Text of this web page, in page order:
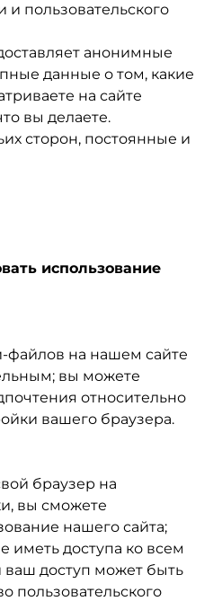
и пользовательского
анонимные
данные о том, какие
на сайте
вы делаете.
сторон, постоянные и
использование
файлов на нашем сайте
вы можете
относительно
вашего браузера.
браузер на
вы сможете
нашего сайта;
иметь доступа ко всем
доступ может быть
пользовательского